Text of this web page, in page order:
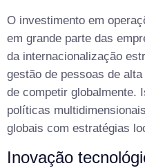
O investimento em
em grande parte das
da internacionalização
gestão de pessoas de
de competir globalmente.
políticas
globais com estratégias
Inovação